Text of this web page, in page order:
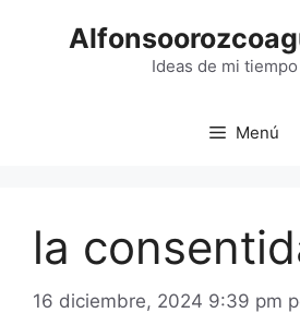
Ideas de mi
Menú
la
16 diciembre, 2024 9:39 pm